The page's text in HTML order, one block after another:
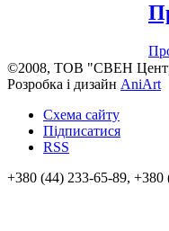
©2008, ТОВ "СВЕН
Розробка і дизайн AniArt
Схема сайту
Підписатися
RSS
+380 (44) 233-65-89, +380